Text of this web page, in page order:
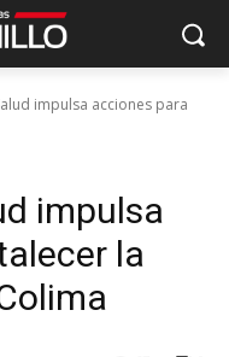
impulsa acciones para
impulsa
la